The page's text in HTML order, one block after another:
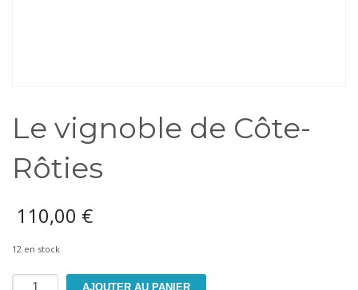
Le vignoble de Côte-
Rôties
110,00 €
12 en stock
quantité
AJOUTER AU PANIER